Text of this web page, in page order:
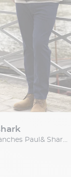
Gilet Sans Manches Paul& Shark Grande Taille